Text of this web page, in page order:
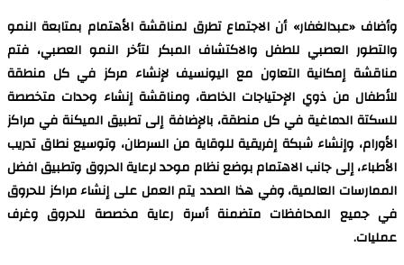
وأضاف «عبدالغفار» أن الاجتماع تطرق لمناقشة الأهتمام بمتابعة النمو
والتطور العصبي للطفل والاكتشاف المبكر لتأخر النمو العصبي، فتم
مناقشة إمكانية التعاون مع اليونسيف لإنشاء مركز في كل منطقة
للأطفال من ذوي الإحتياجات الخاصة، ومناقشة إنشاء وحدات متخصصة
للسكتة الدماغية في كل منطقة، بالإضافة إلى تطبيق الميكنة في مراكز
الأورام، وإنشاء شبكة إفريقية للوقاية من السرطان، وتوسيع نطاق تدريب
الأطباء، إلى جانب الاهتمام بوضع نظام موحد لرعاية الحروق وتطبيق افضل
الممارسات العالمية، وفي هذا الصدد يتم العمل على إنشاء مراكز للحروق
في جميع المحافظات متضمنة أسرة رعاية مخصصة للحروق وغرف
عمليات.